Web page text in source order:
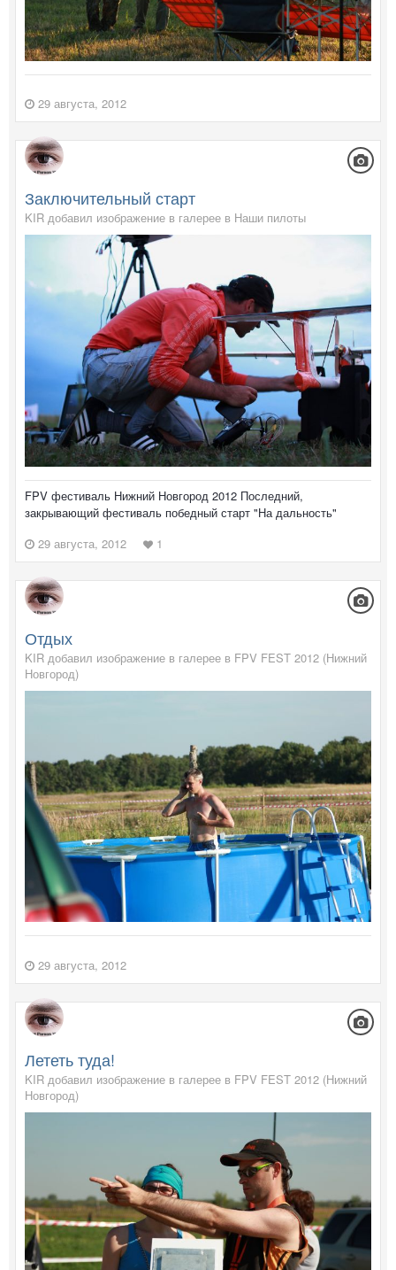
29 августа, 2012
Заключительный старт
KIR добавил изображение в галерее в Наши пилоты
FPV фестиваль Нижний Новгород 2012 Последний,
закрывающий фестиваль победный старт "На дальность"
29 августа, 2012
1
Отдых
KIR добавил изображение в галерее в FPV FEST 2012 (Нижний
Новгород)
29 августа, 2012
Лететь туда!
KIR добавил изображение в галерее в FPV FEST 2012 (Нижний
Новгород)